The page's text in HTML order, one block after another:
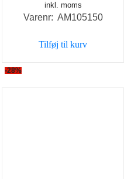
oprindelige
pris
300,00 kr..
pris
inkl. moms
Varenr: AM105150
Tilføj til kurv
-28%